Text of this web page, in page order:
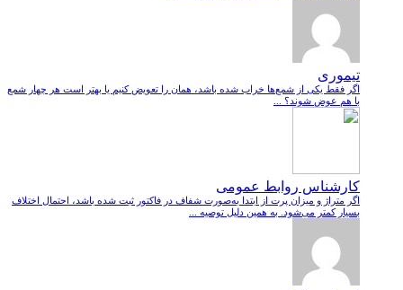
تیموری
اگر فقط یکی از شمع‌ها خراب شده باشد، همان را تعویض کنیم یا بهتر است هر چهار شمع
با هم عوض شوند؟ ...
کارشناس روابط عمومی
اگر متراژ و میزان پرت از ابتدا به‌صورت شفاف در فاکتور ثبت شده باشد، احتمال اختلاف
بسیار کمتر می‌شود. به همین دلیل توصیه ...